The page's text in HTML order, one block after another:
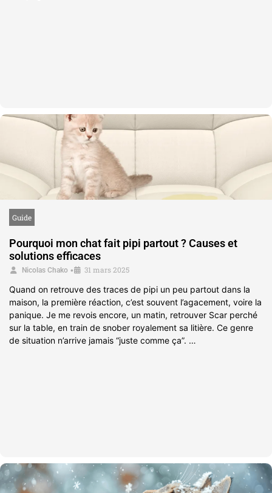
Guide
Pourquoi mon chat fait pipi partout ? Causes et
solutions efficaces
Nicolas Chako • 31 mars 2025
Quand on retrouve des traces de pipi un peu partout dans la
maison, la première réaction, c’est souvent l’agacement, voire la
panique. Je me revois encore, un matin, retrouver Scar perché
sur la table, en train de snober royalement sa litière. Ce genre
de situation n’arrive jamais “juste comme ça”. …